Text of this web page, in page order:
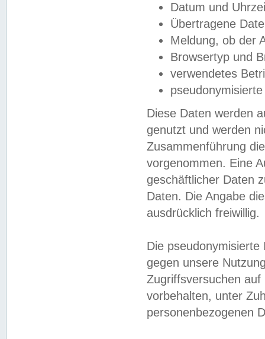
Datum und
Übertragene
Meldung, ob der
Browsertyp und
verwendetes
Diese Daten werden
genutzt und werden
Zusammenführung
vorgenommen. Eine
geschäftlicher Daten
Daten. Die Angabe
ausdrücklich freiwillig.
Die
gegen unsere
Zugriffsversuchen
vorbehalten, unter
personenbezogenen